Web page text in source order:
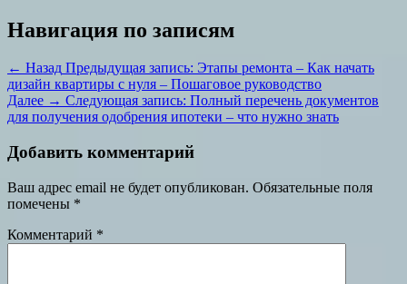
Навигация по записям
← Назад Предыдущая запись: Этапы ремонта – Как начать
дизайн квартиры с нуля – Пошаговое руководство
Далее → Следующая запись: Полный перечень документов
для получения одобрения ипотеки – что нужно знать
Добавить комментарий
Ваш адрес email не будет опубликован. Обязательные поля
помечены *
Комментарий *